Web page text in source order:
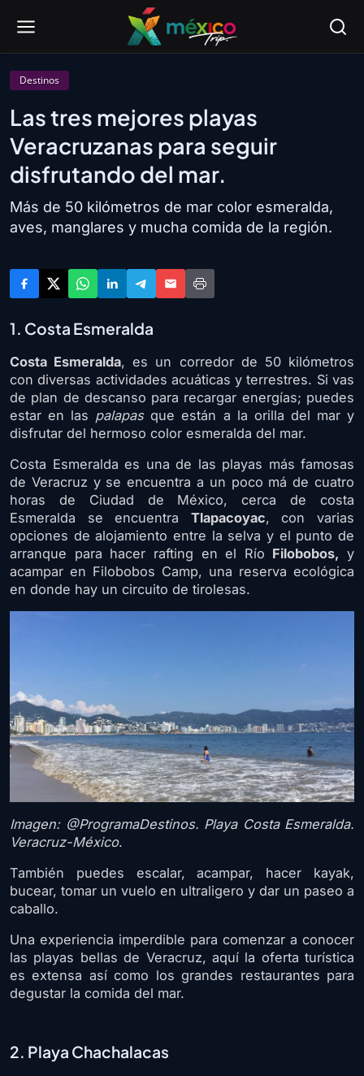
Destinos
Las tres mejores playas
Veracruzanas para seguir
disfrutando del mar.
Más de 50 kilómetros de mar color esmeralda,
aves, manglares y mucha comida de la región.
1. Costa Esmeralda
Costa Esmeralda, es un corredor de 50 kilómetros
con diversas actividades acuáticas y terrestres. Si vas
de plan de descanso para recargar energías; puedes
estar en las palapasque están a la orilla del mar y
disfrutar del hermoso color esmeralda del mar.
Costa Esmeralda es una de las playas más famosas
de Veracruz y se encuentra a un poco má de cuatro
horas de Ciudad de México, cerca de costa
Esmeralda se encuentra Tlapacoyac, con varias
opciones de alojamiento entre la selva y el punto de
arranque para hacer rafting en el Río Filobobos, y
acampar en Filobobos Camp, una reserva ecológica
en donde hay un circuito de tirolesas.
Imagen: @ProgramaDestinos. Playa Costa Esmeralda.
Veracruz-México.
También puedes escalar, acampar, hacer kayak,
bucear, tomar un vuelo en ultraligero y dar un paseo a
caballo.
Una experiencia imperdible para comenzar a conocer
las playas bellas de Veracruz, aquí la oferta turística
es extensa así como los grandes restaurantes para
degustar la comida del mar.
2. Playa Chachalacas